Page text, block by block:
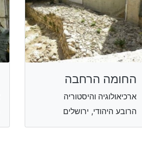
החומה הרחבה
ארכיאולוגיה והיסטוריה
הרובע היהודי, ירושלים